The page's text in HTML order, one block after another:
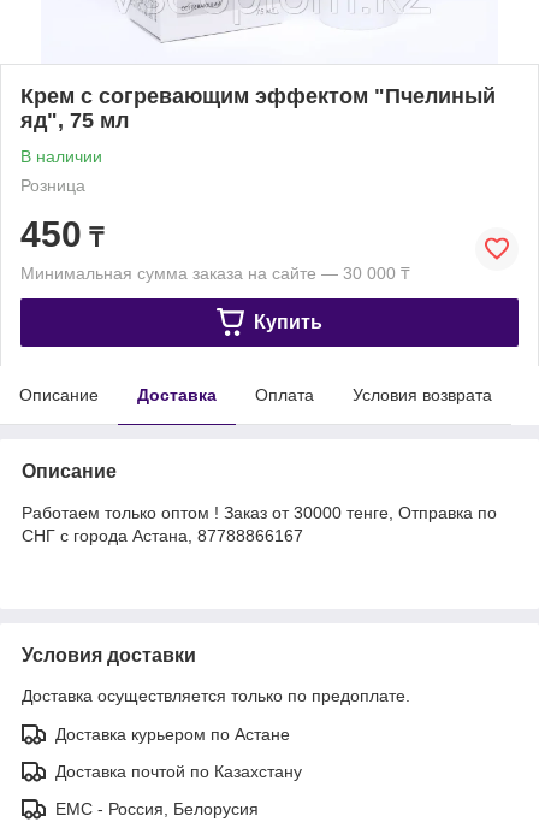
Крем с согревающим эффектом "Пчелиный
яд", 75 мл
В наличии
Розница
450 ₸
Минимальная сумма заказа на сайте — 30 000 ₸
Купить
Описание Доставка Оплата Условия возврата
Описание
Работаем только оптом ! Заказ от 30000 тенге, Отправка по
СНГ с города Астана, 87788866167
Условия доставки
Доставка осуществляется только по предоплате.
Доставка курьером по Астане
Доставка почтой по Казахстану
ЕМС - Россия, Белорусия